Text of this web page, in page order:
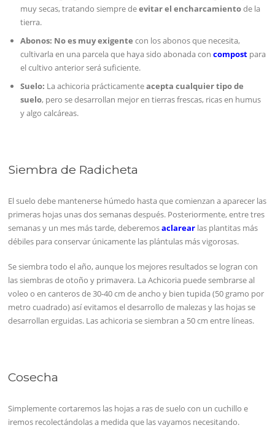
muy secas, tratando siempre deevitar el encharcamientode la
tierra.
Abonos: No es muy exigente con los abonos que necesita,
cultivarla en una parcela que haya sido abonada concompost para
el cultivo anterior será suficiente.
Suelo: La achicoria prácticamenteacepta cualquier tipo de
suelo, pero se desarrollan mejor en tierras frescas, ricas en humus
y algo calcáreas.
Siembra de Radicheta
El suelo debe mantenerse húmedo hasta que comienzan a aparecer las
primeras hojas unas dos semanas después. Posteriormente, entre tres
semanas y un mes más tarde, deberemosaclarear las plantitas más
débiles para conservar únicamente las plántulas más vigorosas.
Se siembra todo el año, aunque los mejores resultados se logran con
las siembras de otoño y primavera. La Achicoria puede sembrarse al
voleo o en canteros de 30-40 cm de ancho y bien tupida (50 gramo por
metro cuadrado) así evitamos el desarrollo de malezas y las hojas se
desarrollan erguidas. Las achicoria se siembran a 50 cm entre líneas.
Cosecha
Simplemente cortaremos las hojas a ras de suelo con un cuchillo e
iremos recolectándolas a medida que las vayamos necesitando.